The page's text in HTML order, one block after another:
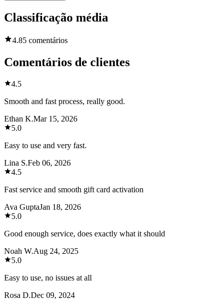
Classificação média
4.85 comentários
Comentários de clientes
4.5
Smooth and fast process, really good.
Ethan K.Mar 15, 2026
5.0
Easy to use and very fast.
Lina S.Feb 06, 2026
4.5
Fast service and smooth gift card activation
Ava GuptaJan 18, 2026
5.0
Good enough service, does exactly what it should
Noah W.Aug 24, 2025
5.0
Easy to use, no issues at all
Rosa D.Dec 09, 2024